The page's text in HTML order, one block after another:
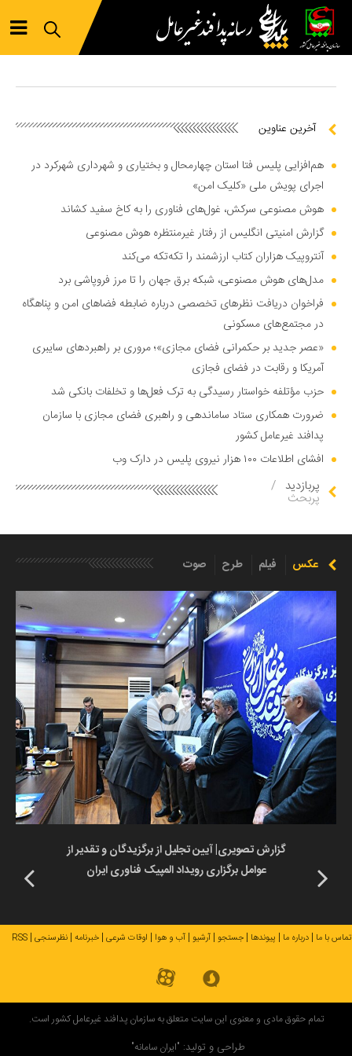
آخرین عناوین
هم‌افزایی پلیس فتا استان چهارمحال و بختیاری و شهرداری شهرکرد در
اجرای پویش ملی «کلیک امن»
هوش مصنوعی سرکش، غول‌های فناوری را به کاخ سفید کشاند
گزارش امنیتی انگلیس از رفتار غیرمنتظره هوش مصنوعی
آنتروپیک هزاران کتاب ارزشمند را تکه‌تکه می‌کند
مدل‌های هوش مصنوعی، شبکه برق جهان را تا مرز فروپاشی برد
فراخوان دریافت نظر‌های تخصصی درباره ضابطه فضا‌های امن و پناهگاه
در مجتمع‌های مسکونی
«عصر جدید بر حکمرانی فضای مجازی»؛ مروری بر راهبرد‌های سایبری
آمریکا و رقابت در فضای فجازی
حزب مؤتلفه خواستار رسیدگی به ترک فعل‌ها و تخلفات بانکی شد
ضرورت همکاری ستاد ساماندهی و راهبری فضای مجازی با سازمان
پدافند غیرعامل کشور
افشای اطلاعات ۱۰۰ هزار نیروی پلیس در دارک وب
پربازدید /
پربحث
عکس فیلم طرح صوت
گزارش تصویری| آیین تجلیل از برگزیدگان و تقدیر از
عوامل برگزاری رویداد المپیک فناوری ایران
تماس با ما درباره ما پیوندها جستجو آرشیو آب و هوا اوقات شرعی خبرنامه نظرسنجی RSS
تمام حقوق مادی و معنوی این سایت متعلق به سازمان پدافند غیرعامل کشور است.
طراحی و تولید: "ایران سامانه"